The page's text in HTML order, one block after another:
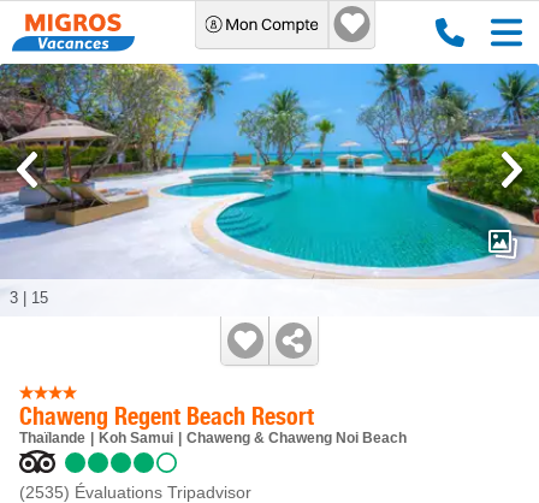
Chaweng Regent Beach Resort
Thaïlande Koh Samui Chaweng & Chaweng Noi Beach
(2535) Évaluations Tripadvisor
3 15